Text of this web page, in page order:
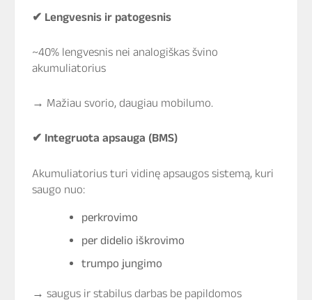
✔ Lengvesnis ir patogesnis
~40% lengvesnis nei analogiškas švino
akumuliatorius
→ Mažiau svorio, daugiau mobilumo.
✔ Integruota apsauga (BMS)
Akumuliatorius turi vidinę apsaugos sistemą, kuri
saugo nuo:
perkrovimo
per didelio iškrovimo
trumpo jungimo
→ saugus ir stabilus darbas be papildomos